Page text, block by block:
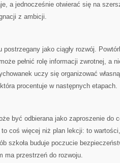
a jednocześnie otwierać się na
z ambicji.
postrzegany jako ciągły rozwój.
pełnić rolę informacji zwrotnej, a
uczy się organizować
procentuje w następnych etapach.
być odbierana jako zaproszenie do
to coś więcej niż plan lekcji: to
szkoła buduje poczucie
ma przestrzeń do rozwoju.